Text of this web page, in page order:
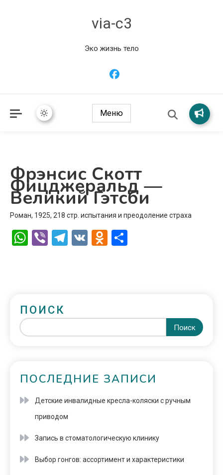
via-c3
Эко жизнь тело
Меню
Фрэнсис Скотт
Фицджеральд —
Великий Гэтсби
Роман, 1925, 218 стр. испытания и преодоление страха
WhatsApp
ViberTelegram
VK Odnoklassniki
ПОИСК
Поиск
ПОСЛЕДНИЕ ЗАПИСИ
Детские инвалидные кресла-коляски с ручным
приводом
Запись в стоматологическую клинику
Выбор гонгов: ассортимент и характеристики